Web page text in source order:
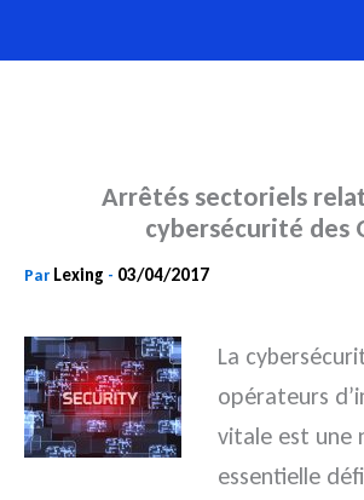
au
Arrêtés sectoriels
cybersécurité des
Par Lexing - 03/04/2017
La
opérateurs
vitale est une
essentielle